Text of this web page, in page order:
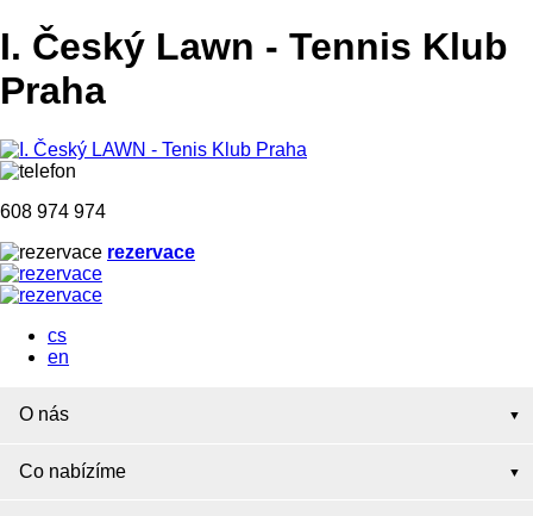
I. Český Lawn - Tennis Klub
Praha
608 974 974
rezervace
cs
en
O nás
Co nabízíme